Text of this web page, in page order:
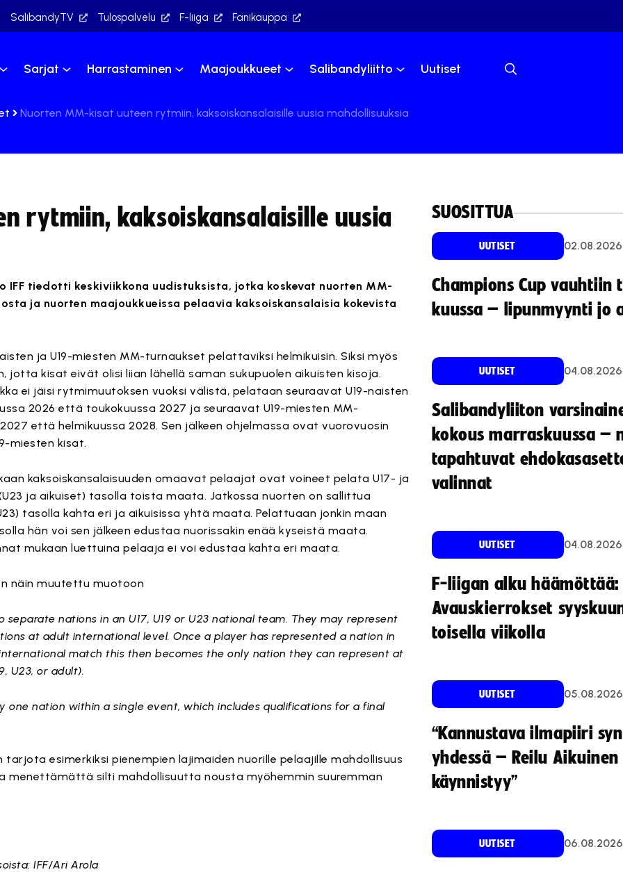
SalibandyTV Tulospalvelu F-liiga Fanikauppa
Sarjat Harrastaminen Maajoukkueet Salibandyliitto Uutiset
Nuorten MM-kisat uuteen rytmiin, kaksoiskansalaisille uusia mahdollisuuksia
rytmiin, kaksoiskansalaisille uusia
IFF tiedotti keskiviikkona uudistuksista, jotka koskevat nuorten MM-
ja nuorten maajoukkueissa pelaavia kaksoiskansalaisia kokevista
ja U19-miesten MM-turnaukset pelattaviksi helmikuisin. Siksi myös
kisat eivät olisi liian lähellä saman sukupuolen aikuisten kisoja.
ei jäisi rytmimuutoksen vuoksi välistä, pelataan seuraavat U19-naisten
2026 että toukokuussa 2027 ja seuraavat U19-miesten MM-
että helmikuussa 2028. Sen jälkeen ohjelmassa ovat vuorovuosin
miesten kisat.
kaksoiskansalaisuuden omaavat pelaajat ovat voineet pelata U17- ja
ja aikuiset) tasolla toista maata. Jatkossa nuorten on sallittua
tasolla kahta eri ja aikuisissa yhtä maata. Pelattuaan jonkin maan
hän voi sen jälkeen edustaa nuorissakin enää kyseistä maata.
mukaan luettuina pelaaja ei voi edustaa kahta eri maata.
näin muutettu muotoon
nations in an U17, U19 or U23 national team. They may represent
at adult international level. Once a player has represented a nation in
match this then becomes the only nation they can represent at
U23, or adult).
one nation within a single event, which includes qualifications for a final
tarjota esimerkiksi pienempien lajimaiden nuorille pelaajille mahdollisuus
menettämättä silti mahdollisuutta nousta myöhemmin suuremman
IFF/Ari Arola
SUOSITTUA
UUTISET 02.08.2026
Champions Cup vauhtiin
kuussa – lipunmyynti jo
UUTISET 04.08.2026
Salibandyliiton
kokous marraskuussa –
tapahtuvat
valinnat
UUTISET 04.08.2026
F-liigan alku häämöttää:
Avauskierrokset
toisella viikolla
UUTISET 05.08.2026
“Kannustava ilmapiiri
yhdessä – Reilu
käynnistyy”
UUTISET 06.08.2026